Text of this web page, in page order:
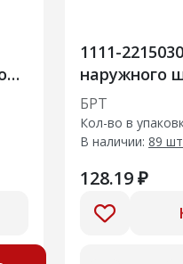
1111-
наружного
БРТ
Кол-во в
В наличии: 89
128.19 ₽